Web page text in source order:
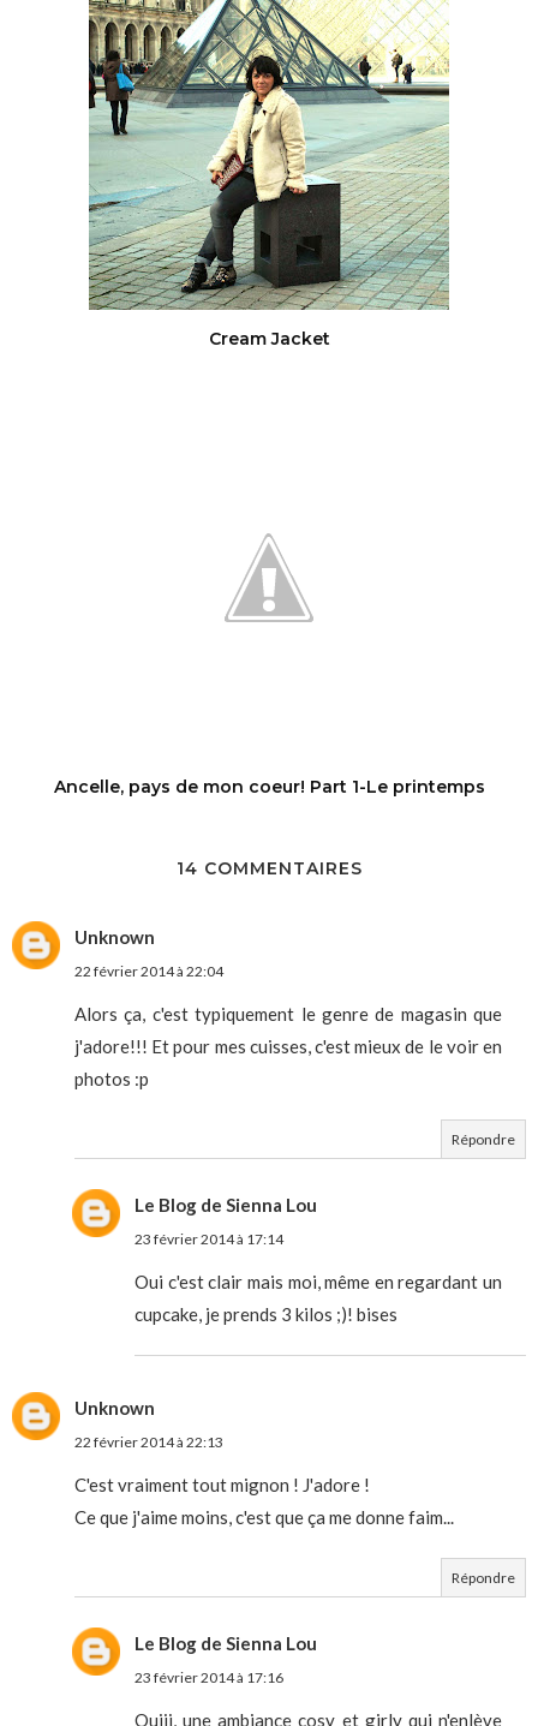
Cream Jacket
Ancelle, pays de mon coeur! Part 1-Le printemps
14 COMMENTAIRES
Unknown
22 février 2014 à 22:04
Alors ça, c'est typiquement le genre de magasin que
j'adore!!! Et pour mes cuisses, c'est mieux de le voir en
photos :p
Répondre
Le Blog de Sienna Lou
23 février 2014 à 17:14
Oui c'est clair mais moi, même en regardant un
cupcake, je prends 3 kilos ;)! bises
Unknown
22 février 2014 à 22:13
C'est vraiment tout mignon ! J'adore !
Ce que j'aime moins, c'est que ça me donne faim...
Répondre
Le Blog de Sienna Lou
23 février 2014 à 17:16
Ouiii, une ambiance cosy et girly qui n'enlève